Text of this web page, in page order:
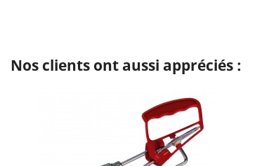
Nos clients ont aussi appréciés :